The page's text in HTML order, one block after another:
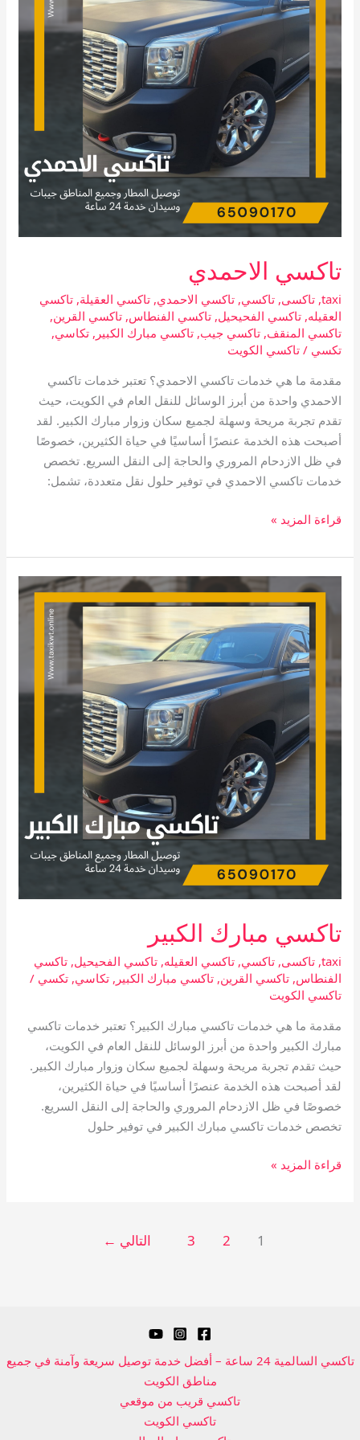
تاكسي الاحمدي
taxi
,تاكسى,تاكسي,تاكسي الاحمدي,تاكسي العقيلة,تاكسي
العقيله,تاكسي الفحيحيل,تاكسي الفنطاس,تاكسي القرين,
تاكسي المنقف,تاكسي جيب,تاكسي مبارك الكبير ,تكاسي,
تكسي /تاكسي الكويت
مقدمة ما هي خدمات تاكسي الاحمدي؟ تعتبر خدمات تاكسي
الاحمدي واحدة من أبرز الوسائل للنقل العام في الكويت، حيث
تقدم تجربة مريحة وسهلة لجميع سكان وزوار مبارك الكبير. لقد
أصبحت هذه الخدمة عنصرًا أساسيًا في حياة الكثيرين، خصوصًا
في ظل الازدحام المروري والحاجة إلى النقل السريع. تخصص
خدمات تاكسي الاحمدي في توفير حلول نقل متعددة، تشمل:
قراءة المزيد »
تاكسي مبارك الكبير
taxi
,تاكسى,تاكسي,تاكسي العقيله,تاكسي الفحيحيل,تاكسي
الفنطاس,تاكسي القرين,تاكسي مبارك الكبير ,تكاسي,تكسي /
تاكسي الكويت
مقدمة ما هي خدمات تاكسي مبارك الكبير؟ تعتبر خدمات تاكسي
مبارك الكبير واحدة من أبرز الوسائل للنقل العام في الكويت،
حيث تقدم تجربة مريحة وسهلة لجميع سكان وزوار مبارك الكبير.
لقد أصبحت هذه الخدمة عنصرًا أساسيًا في حياة الكثيرين،
خصوصًا في ظل الازدحام المروري والحاجة إلى النقل السريع.
تخصص خدمات تاكسي مبارك الكبير في توفير حلول
تاكسي
مبارك
قراءة المزيد »
1
2
3 التالي ←
تاكسي السالمية 24 ساعة – أفضل خدمة توصيل سريعة وآمنة في جميع
مناطق الكويت
تاكسي قريب من موقعي
تاكسي الكويت